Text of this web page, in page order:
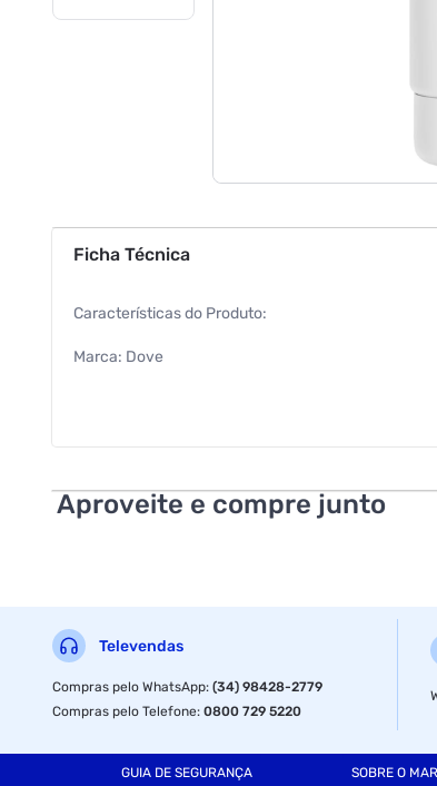
Ficha Técnica
Características do Produto:
Marca: Dove
Hidratante Corporal
Oferece 48h de hidratação regenerativa
Sérum leve que hidrata profundamente e ajuda a
Aproveite e compre junto
Televendas
Compras pelo WhatsApp:(34) 98428-2779
Compras pelo Telefone:0800 729 5220
GUIA DE SEGURANÇA SOBRE O